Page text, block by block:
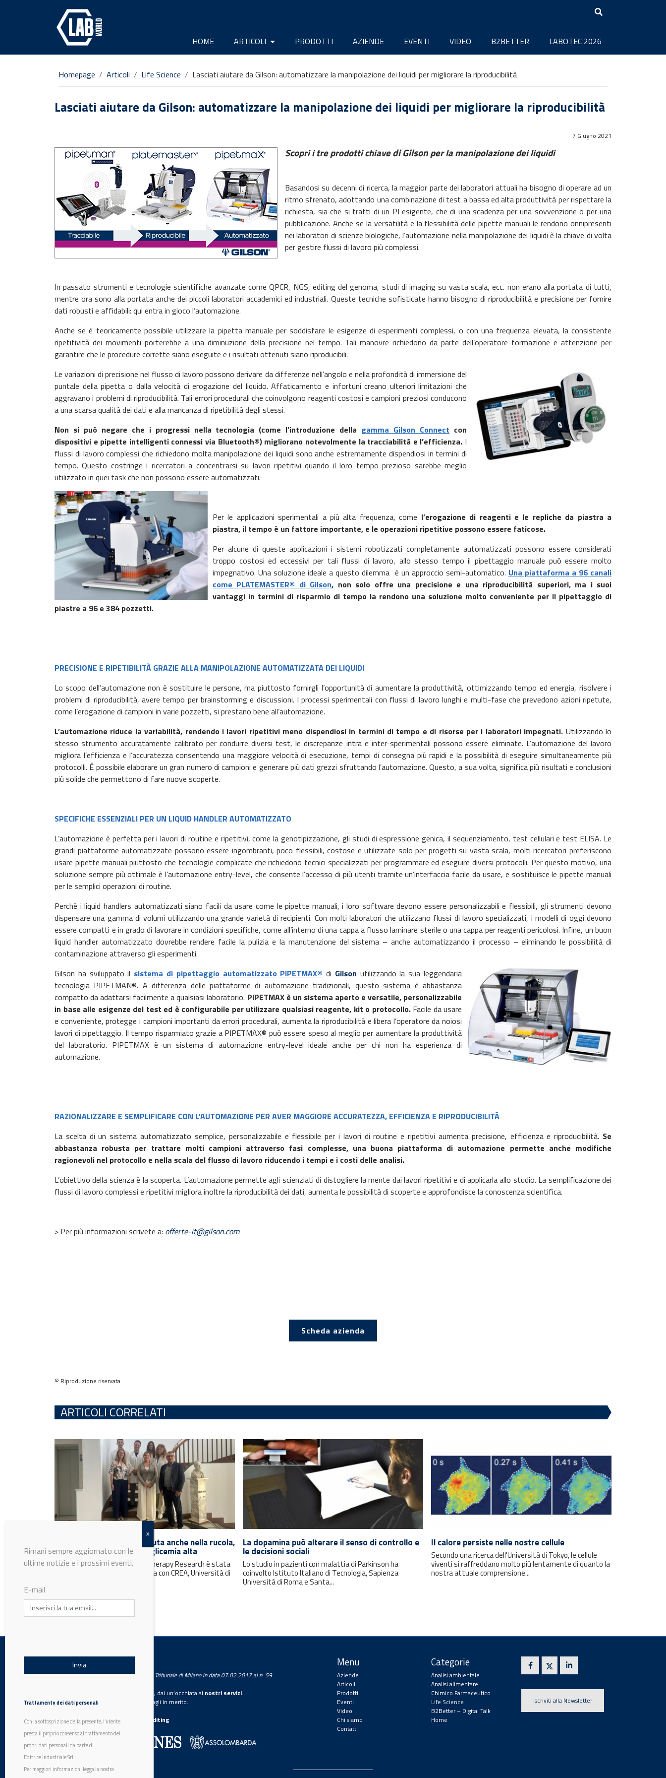
HOME ARTICOLI PRODOTTI AZIENDE EVENTI VIDEO B2BETTER LABOTEC 2026
Homepage Articoli Life Science Lasciati aiutare da Gilson: automatizzare la manipolazione dei liquidi per migliorare la riproducibilità
Lasciati aiutare da Gilson: automatizzare la manipolazione dei liquidi per migliorare la riproducibilità
7 Giugno 2021
Scopri i tre prodotti chiavedi Gilsonper la manipolazione dei liquidi
Basandosi su decenni di ricerca, la maggior parte dei laboratori attuali ha bisogno di operare ad un
ritmo sfrenato, adottando una combinazione di test a bassa ed alta produttività per rispettare la
richiesta, sia che si tratti di un PI esigente, che di una scadenza per una sovvenzione o per una
pubblicazione. Anche se la versatilità e la flessibilità delle pipette manuali le rendono onnipresenti
nei laboratori di scienze biologiche, l’automazione nella manipolazione dei liquidi è la chiave di volta
per gestire flussi di lavoro più complessi.
In passato strumenti e tecnologie scientifiche avanzate come QPCR, NGS, editing del genoma, studi di imaging su vasta scala, ecc. non erano alla portata di tutti,
mentre ora sono alla portata anche dei piccoli laboratori accademici ed industriali. Queste tecniche sofisticate hanno bisogno di riproducibilità e precisione per fornire
dati robusti e affidabili: qui entra in gioco l’automazione.
Anche se è teoricamente possibile utilizzare la pipetta manuale per soddisfare le esigenze di esperimenti complessi, o con una frequenza elevata, la consistente
ripetitività dei movimenti porterebbe a una diminuzione della precisione nel tempo. Tali manovre richiedono da parte dell’operatore formazione e attenzione per
garantire che le procedure corrette siano eseguite e i risultati ottenuti siano riproducibili.
Le variazioni di precisione nel flusso di lavoro possono derivare da differenze nell’angolo e nella profondità di immersione del
puntale della pipetta o dalla velocità di erogazione del liquido. Affaticamento e infortuni creano ulteriori limitazioni che
aggravano i problemi di riproducibilità. Tali errori procedurali che coinvolgono reagenti costosi e campioni preziosi conducono
a una scarsa qualità dei dati e alla mancanza di ripetibilità degli stessi.
Non si può negare che i progressi nella tecnologia (come l’introduzione della gamma Gilson Connect con
dispositivi e pipette intelligenti connessi via Bluetooth®) migliorano notevolmente la tracciabilità e l’efficienza. I
flussi di lavoro complessi che richiedono molta manipolazione dei liquidi sono anche estremamente dispendiosi in termini di
tempo. Questo costringe i ricercatori a concentrarsi su lavori ripetitivi quando il loro tempo prezioso sarebbe meglio
utilizzato in quei task che non possono essere automatizzati.
Per le applicazioni sperimentali a più alta frequenza, come l’erogazione di reagenti e le repliche da piastra a
piastra, il tempo è un fattore importante, e le operazioni ripetitive possono essere faticose.
Per alcune di queste applicazioni i sistemi robotizzati completamente automatizzati possono essere considerati
troppo costosi ed eccessivi per tali flussi di lavoro, allo stesso tempo il pipettaggio manuale può essere molto
impegnativo. Una soluzione ideale a questo dilemma è un approccio semi-automatico. Una piattaforma a 96 canali
come PLATEMASTER® di Gilson, non solo offre una precisione e una riproducibilità superiori, ma i suoi
vantaggi in termini di risparmio di tempo la rendono una soluzione molto conveniente per il pipettaggio di
piastre a 96 e 384 pozzetti.
PRECISIONE E RIPETIBILITÀ GRAZIE ALLA MANIPOLAZIONE AUTOMATIZZATA DEI LIQUIDI
Lo scopo dell’automazione non è sostituire le persone, ma piuttosto fornirgli l’opportunità di aumentare la produttività, ottimizzando tempo ed energia, risolvere i
problemi di riproducibilità, avere tempo per brainstorming e discussioni. I processi sperimentali con flussi di lavoro lunghi e multi-fase che prevedono azioni ripetute,
come l’erogazione di campioni in varie pozzetti, si prestano bene all’automazione.
L’automazione riduce la variabilità, rendendo i lavori ripetitivi meno dispendiosi in termini di tempo e di risorse per i laboratori impegnati. Utilizzando lo
stesso strumento accuratamente calibrato per condurre diversi test, le discrepanze intra e inter-sperimentali possono essere eliminate. L’automazione del lavoro
migliora l’efficienza e l’accuratezza consentendo una maggiore velocità di esecuzione, tempi di consegna più rapidi e la possibilità di eseguire simultaneamente più
protocolli. È possibile elaborare un gran numero di campioni e generare più dati grezzi sfruttando l’automazione. Questo, a sua volta, significa più risultati e conclusioni
più solide che permettono di fare nuove scoperte.
SPECIFICHE ESSENZIALI PER UN LIQUID HANDLER AUTOMATIZZATO
L’automazione è perfetta per i lavori di routine e ripetitivi, come la genotipizzazione, gli studi di espressione genica, il sequenziamento, test cellulari e test ELISA. Le
grandi piattaforme automatizzate possono essere ingombranti, poco flessibili, costose e utilizzate solo per progetti su vasta scala, molti ricercatori preferiscono
usare pipette manuali piuttosto che tecnologie complicate che richiedono tecnici specializzati per programmare ed eseguire diversi protocolli. Per questo motivo, una
soluzione sempre più ottimale è l’automazione entry-level, che consente l’accesso di più utenti tramite un’interfaccia facile da usare, e sostituisce le pipette manuali
per le semplici operazioni di routine.
Perchè i liquid handlers automatizzati siano facili da usare come le pipette manuali, i loro software devono essere personalizzabili e flessibili, gli strumenti devono
dispensare una gamma di volumi utilizzando una grande varietà di recipienti. Con molti laboratori che utilizzano flussi di lavoro specializzati, i modelli di oggi devono
essere compatti e in grado di lavorare in condizioni specifiche, come all’interno di una cappa a flusso laminare sterile o una cappa per reagenti pericolosi. Infine, un buon
liquid handler automatizzato dovrebbe rendere facile la pulizia e la manutenzione del sistema – anche automatizzando il processo – eliminando le possibilità di
contaminazione attraverso gli esperimenti.
Gilson ha sviluppato il sistema di pipettaggio automatizzato PIPETMAX® di Gilson utilizzando la sua leggendaria
tecnologia PIPETMAN®. A differenza delle piattaforme di automazione tradizionali, questo sistema è abbastanza
compatto da adattarsi facilmente a qualsiasi laboratorio. PIPETMAX è un sistema aperto e versatile, personalizzabile
in base alle esigenze del test ed è configurabile per utilizzare qualsiasi reagente, kit o protocollo.Facile da usare
e conveniente, protegge i campioni importanti da errori procedurali, aumenta la riproducibilità e libera l’operatore da noiosi
lavori di pipettaggio. Il tempo risparmiato grazie a PIPETMAX® può essere speso al meglio per aumentare la produttività
del laboratorio. PIPETMAX è un sistema di automazione entry-level ideale anche per chi non ha esperienza di
automazione.
RAZIONALIZZARE E SEMPLIFICARE CON L’AUTOMAZIONE PER AVER MAGGIORE ACCURATEZZA, EFFICIENZA E RIPRODUCIBILITÀ
La scelta di un sistema automatizzato semplice, personalizzabile e flessibile per i lavori di routine e ripetitivi aumenta precisione, efficienza e riproducibilità. Se
abbastanza robusta per trattare molti campioni attraverso fasi complesse, una buona piattaforma di automazione permette anche modifiche
ragionevoli nel protocollo e nella scala del flusso di lavoro riducendo i tempi e i costi delle analisi.
L’obiettivo della scienza è la scoperta. L’automazione permette agli scienziati di distogliere la mente dai lavori ripetitivi e di applicarla allo studio. La semplificazione dei
flussi di lavoro complessi e ripetitivi migliora inoltre la riproducibilità dei dati, aumenta le possibilità di scoperte e approfondisce la conoscenza scientifica.
> Per più informazioni scrivete a: offerte-it@gilson.com
Scheda azienda
© Riproduzione riservata
ARTICOLI CORRELATI
Dalla glucoerucina, contenuta anche nella rucola,
un aiuto contro obesità e glicemia alta
La ricerca pubblicata su Phytotherapy Research è stata
coordinata dall’Università di Pisa con CREA, Università di
La dopamina può alterare il senso di controllo e
le decisioni sociali
Lo studio in pazienti con malattia di Parkinson ha
coinvolto Istituto Italiano di Tecnologia, Sapienza
Università di Roma e Santa...
Il calore persiste nelle nostre cellule
Secondo una ricerca dell'Università di Tokyo, le cellule
viventi si raffreddano molto più lentamente di quanto la
nostra attuale comprensione...
LabWorld
Testata giornalistica registrata presso il Tribunale di Milano in data 07.02.2017 al n. 59
Se vuoi diventare nostro inserzionista, dai un’occhiata ai nostri servizi.
Scarica il mediakit
per maggiori dettagli in merito.
La nostra certificazioneCSST WebAuditing
Editrice Industriale è associata a:
Menu
Aziende
Articoli
Prodotti
Eventi
Video
Chi siamo
Contatti
Categorie
Analisi ambientale
Analisi alimentare
Chimico Farmaceutico
Life Science
B2Better – Digital Talk
Home
Iscriviti alla Newsletter
E-mail
Con la sottoscrizione della presente, l’utente
propri dati personali da parte di
Editrice Industriale Srl.
Per maggiori informazioni legga la nostra
informativa privacycompleta.